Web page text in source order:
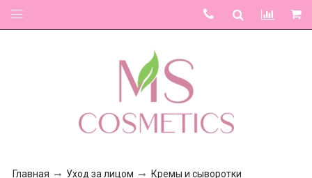
Главная Уход за лицом Кремы и сыворотки